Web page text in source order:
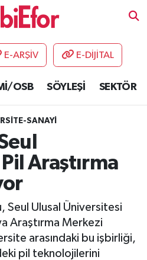
E-ARŞİV E-DİJİTAL
OSB SÖYLEŞİ SEKTÖR
SANAYİ
Araştırma
Seul Ulusal Üniversitesi
Araştırma Merkezi
arasındaki bu işbirliği,
pil teknolojilerini